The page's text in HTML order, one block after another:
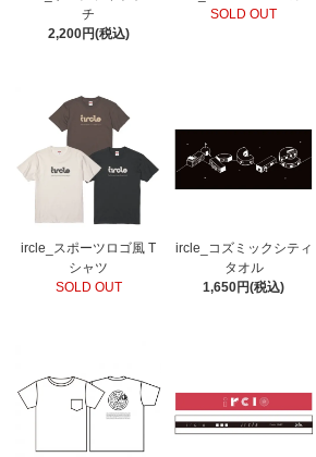
チ
2,200円(税込)
SOLD OUT
ircle_スポーツロゴ風 T
シャツ
SOLD OUT
ircle_コズミックシティ
タオル
1,650円(税込)